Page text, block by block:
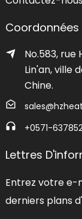
Coordonnées
No.583, rue
Lin'an, ville
Chine.
+0571-
Lettres
Entrez votre e-
derniers plans